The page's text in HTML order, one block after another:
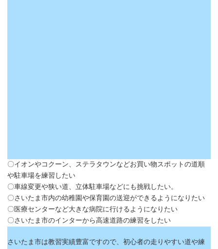
〇イオンやコクーン、ステラタウンなどお買い物スポットの道順
や駐車場を練習したい
〇車線変更や狭い道、立体駐車場などにも挑戦したい。
〇さいたま市内の幼稚園や保育園の送迎ができるようになりたい
〇医療センターなど大きな病院に行けるようになりたい
〇さいたま市のインターから高速道路の練習をしたい
さいたま市は教習実績豊富ですので、初心者の走りやすい道や練